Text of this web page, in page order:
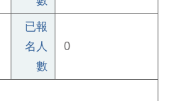
已報
名人
數
0